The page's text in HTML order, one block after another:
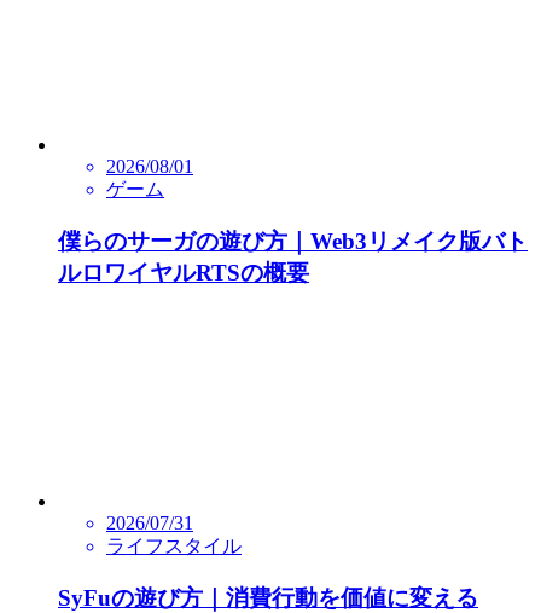
2026/08/01
ゲーム
僕らのサーガの遊び方｜Web3リメイク版バト
ルロワイヤルRTSの概要
2026/07/31
ライフスタイル
SyFuの遊び方｜消費行動を価値に変える